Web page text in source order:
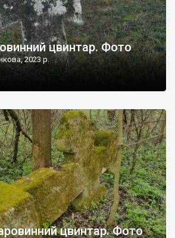
цвинтар. Фото
2023 р.
цвинтар. Фото